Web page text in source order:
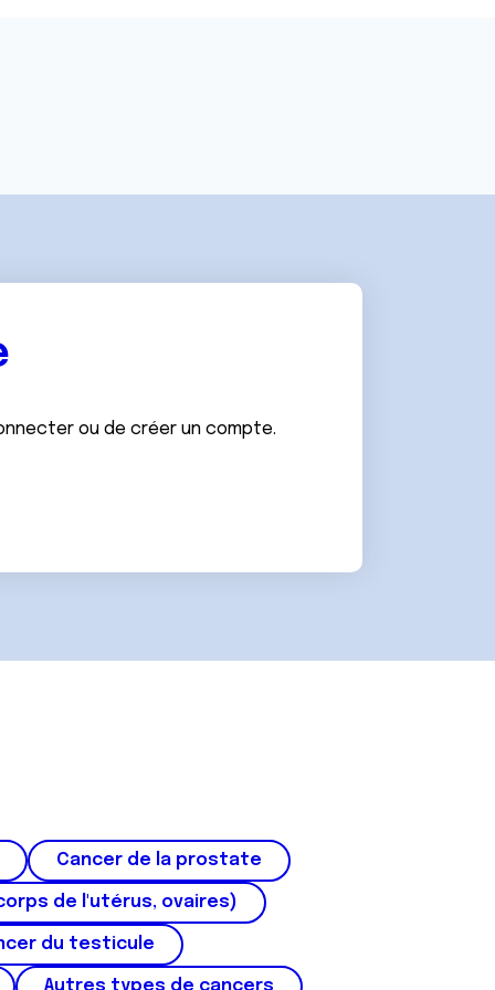
ou de créer un compte.
Cancer de la prostate
de l'utérus, ovaires)
du testicule
Autres types de cancers